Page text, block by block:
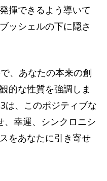
揮できるよう導いて
ッシェルの下に隠さ
、あなたの本来の創
的な性質を強調しま
は​​、このポジティブな
、幸運、シンクロニシ
をあなたに引き寄せ